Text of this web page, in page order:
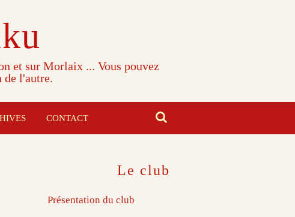
et sur Morlaix ... Vous pouvez
de l'autre.
CONTACT
Le club
Présentation du club